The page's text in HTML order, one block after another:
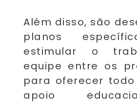
Além disso, são
planos
estimular o
equipe entre os
para oferecer
apoio